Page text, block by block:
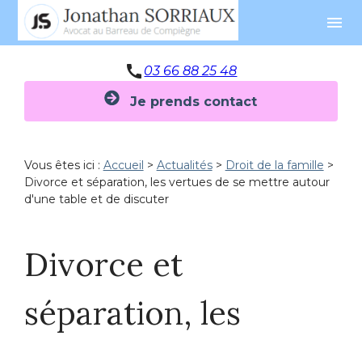
menu
call03 66 88 25 48
Je prends contact
Vous êtes ici : Accueil > Actualités> Droit de la famille >
Divorce et séparation, les vertues de se mettre autour
d'une table et de discuter
Divorce et
séparation, les
Panneau de gestion des cookies